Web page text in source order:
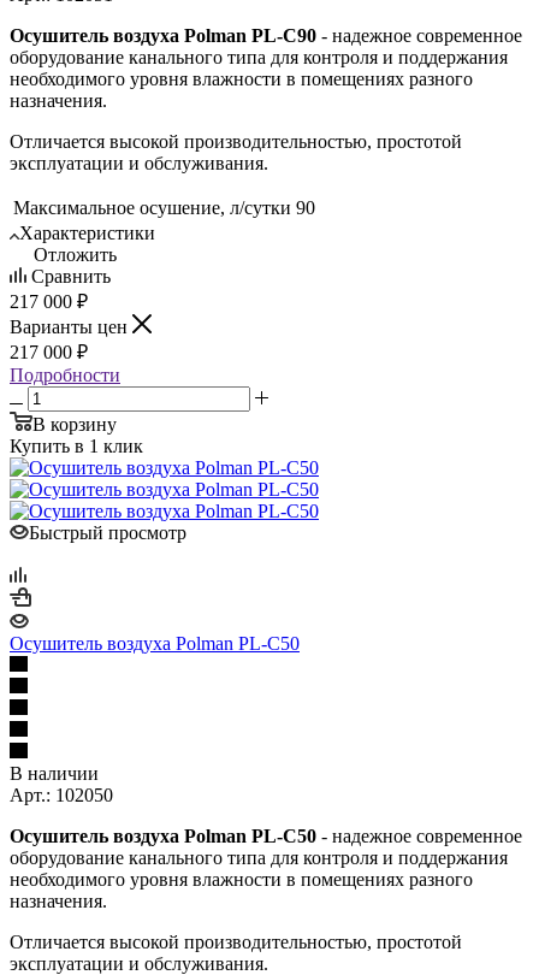
Осушитель воздуха Polman PL-C90 - надежное современное
оборудование канального типа для контроля и поддержания
необходимого уровня влажности в помещениях разного
назначения.
Отличается высокой производительностью, простотой
эксплуатации и обслуживания.
Максимальное осушение, л/сутки 90
Характеристики
Отложить
Сравнить
217 000 ₽
Варианты цен
217 000 ₽
Подробности
В корзину
Купить в 1 клик
Быстрый просмотр
Осушитель воздуха Polman PL-C50
В наличии
Арт.: 102050
Осушитель воздуха Polman PL-C50 - надежное современное
оборудование канального типа для контроля и поддержания
необходимого уровня влажности в помещениях разного
назначения.
Отличается высокой производительностью, простотой
эксплуатации и обслуживания.